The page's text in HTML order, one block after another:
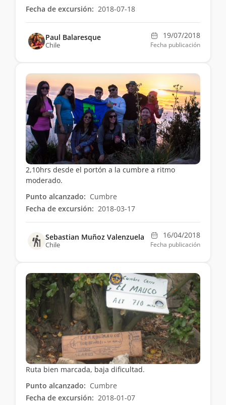
Fecha de excursión: 2018-07-18
Paul Balaresque
Chile
19/07/2018
Fecha publicación
2,10hrs desde el portón a la cumbre a ritmo
moderado.
Punto alcanzado: Cumbre
Fecha de excursión: 2018-03-17
Sebastian Muñoz Valenzuela
Chile
16/04/2018
Fecha publicación
Ruta bien marcada, baja dificultad.
Punto alcanzado: Cumbre
Fecha de excursión: 2018-01-07